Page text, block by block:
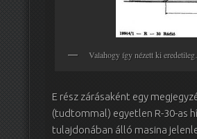
Valahogy így nézett ki
E rész zárásaként egy
(tudtommal) egyetlen R-30-as
tulajdonában álló masina